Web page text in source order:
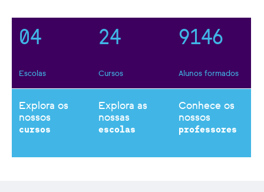
0
3
4
Escolas
1
2
3
4
Cursos
8
9
0
1
3
4
5
6
Alunos formados
Explora os
nossos
cursos
Explora as
nossas
escolas
Conhece os
nossos
professores